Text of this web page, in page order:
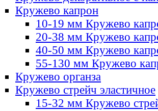
Кружево капрон
10-19 мм Кружево
20-38 мм Кружево
40-50 мм Кружево
55-130 мм Кружево
Кружево органза
Кружево стрейч эластичное
15-32 мм Кружево